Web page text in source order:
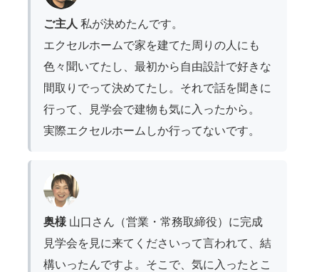
ご主人私が決めたんです。
エクセルホームで家を建てた周りの人にも
色々聞いてたし、最初から自由設計で好きな
間取りでって決めてたし。それで話を聞きに
行って、見学会で建物も気に入ったから。
実際エクセルホームしか行ってないです。
奥様 山口さん（営業・常務取締役）に完成
見学会を見に来てくださいって言われて、結
構いったんですよ。そこで、気に入ったとこ